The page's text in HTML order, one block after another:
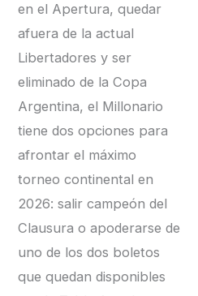
en el Apertura, quedar
afuera de la actual
Libertadores y ser
eliminado de la Copa
Argentina, el Millonario
tiene dos opciones para
afrontar el máximo
torneo continental en
2026: salir campeón del
Clausura o apoderarse de
uno de los dos boletos
que quedan disponibles